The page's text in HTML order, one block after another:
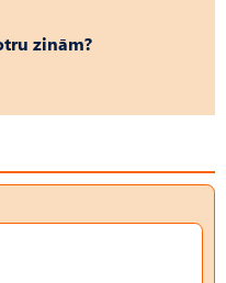
zinām?